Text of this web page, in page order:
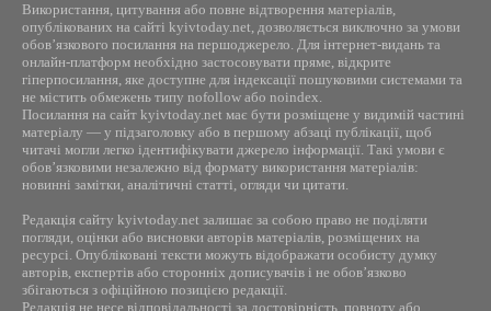
Використання, цитування або повне відтворення матеріалів,
опублікованих на сайті kyivtoday.net, дозволяється виключно за умови
обов’язкового посилання на першоджерело. Для інтернет-видань та
онлайн-платформ необхідно застосовувати пряме, відкрите
гіперпосилання, яке доступне для індексації пошуковими системами та
не містить обмежень типу nofollow або noindex.
Посилання на сайт kyivtoday.net має бути розміщене у видимій частині
матеріалу — у підзаголовку або в першому абзаці публікації, щоб
читачі могли легко ідентифікувати джерело інформації. Такі умови є
обов’язковими незалежно від формату використання матеріалів:
новинні замітки, аналітичні статті, огляди чи цитати.
Редакція сайту kyivtoday.net залишає за собою право не поділяти
погляди, оцінки або висновки авторів матеріалів, розміщених на
ресурсі. Опубліковані тексти можуть відображати особисту думку
авторів, експертів або сторонніх дописувачів і не обов’язково
збігаються з офіційною позицією редакції.
Редакція не несе відповідальності за достовірність, повноту або